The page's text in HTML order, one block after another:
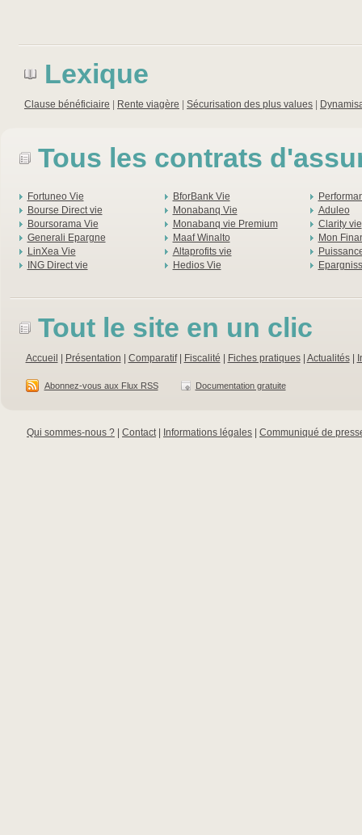
Lexique
Clause bénéficiaire Rente viagère Sécurisation des plus values
Tous les contrats
Fortuneo Vie
Bourse Direct vie
Boursorama Vie
Generali Epargne
LinXea Vie
ING Direct vie
BforBank Vie
Monabanq Vie
Monabanq vie Premium
Maaf Winalto
Altaprofits vie
Hedios Vie
Aduleo
Clarity vie
Mon
Tout le site en un clic
Accueil Présentation Comparatif| Fiscalité Fiches pratiques| Actualités|
Abonnez-vous aux Flux RSS Documentation gratuite
Qui sommes-nous ? Contact| Informations légales Communiqué de